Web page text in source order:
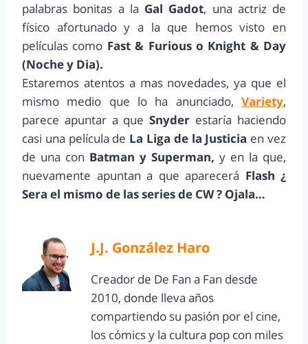
palabras bonitas a la Gal Gadot, una actriz de
físico afortunado y a la que hemos visto en
películas como Fast & Furious o Knight & Day
(Noche y Dia).
Estaremos atentos a mas novedades, ya que el
mismo medio que lo ha anunciado, Variety,
parece apuntar a queSnyder estaría haciendo
casi una película de La Liga de la Justicia en vez
de una con Batman y Superman, y en la que,
nuevamente apuntan a que aparecerá Flash ¿
Sera el mismo de las series de CW ? Ojala…
J.J. González Haro
Creador de De Fan a Fan desde
2010, donde lleva años
compartiendo su pasión por el cine,
los cómics y la cultura pop con miles